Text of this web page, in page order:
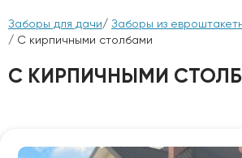
Заборы для дачи/ Заборы из
/ С кирпичными столбами
С КИРПИЧНЫМИ